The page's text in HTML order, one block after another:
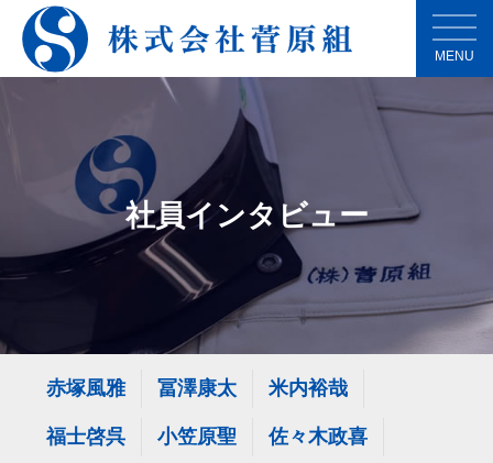
MENU
社員インタビュー
赤塚風雅 冨澤康太 米内裕哉
福士啓呉 小笠原聖 佐々木政喜